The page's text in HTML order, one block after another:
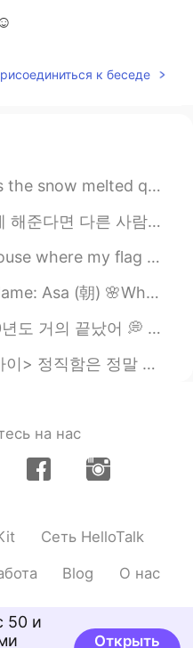
к беседе
Bahama, it was okay...limited menu. ...
. If it makes you happy, it doesn’t have to make sense to ...
는 집에 대한 꿈을 가지고 있어요 🇹🇷🇹🇷🇹🇷 私は旗が翻る...
: 🇯🇵/🇺🇸 ❤️Height: 171cm 👛Birthday: 18 Febru...
어요 🌍 멋진 사진도 찍어싶어요 📷 2021년에서 만나자 진구들아🤗 Wha...
잡한 것이기 때문에요 정직한 사람은 그저 팩트만 말하는 사람이 아니에요 ...
на нас
Сеть HelloTalk
Blog О нас
50 и
Открыть